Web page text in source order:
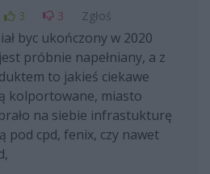
3 3 Zgłoś
byc ukończony w 2020
próbnie napełniany, a z
to jakieś ciekawe
kolportowane, miasto
na siebie infrastukturę
pod cpd, fenix, czy nawet